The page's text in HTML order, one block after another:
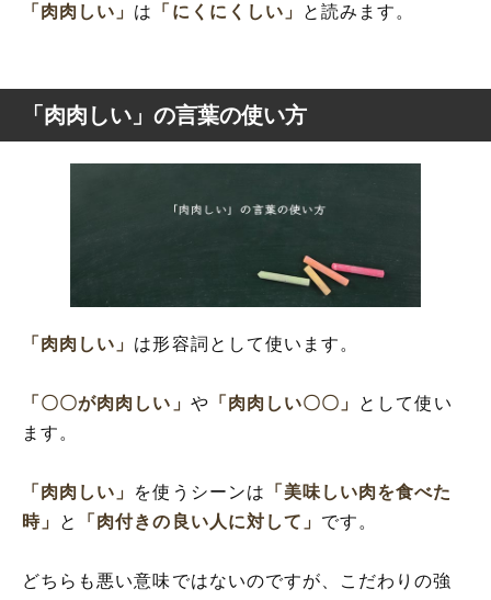
「肉肉しい」 は 「にくにくしい」 と読みます。
「肉肉しい」の言葉の使い方
「肉肉しい」 は形容詞として使います。
「〇〇が肉肉しい」 や 「肉肉しい〇〇」
として使い
ます。
「肉肉しい」 を使うシーンは
「美味しい肉を食べた
時」
と 「肉付きの良い人に対して」 です。
どちらも悪い意味ではないのですが、こだわりの強